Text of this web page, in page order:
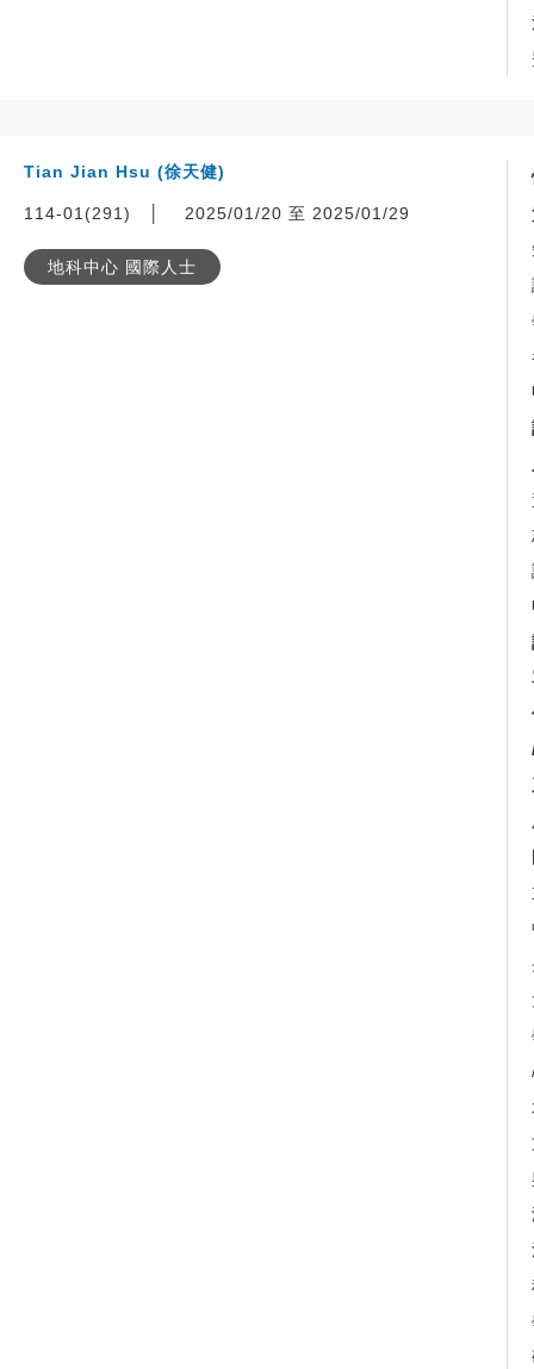
Tian Jian Hsu (徐天健)
114-01(291) 2025/01/20 至 2025/01/29
地科中心 國際人士